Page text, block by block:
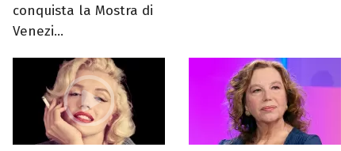
conquista la Mostra di
Venezi...